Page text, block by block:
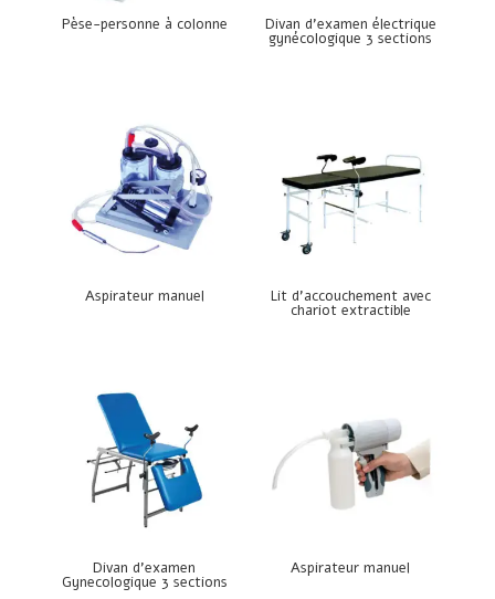
Pèse-personne à colonne Divan d’examen électrique
gynécologique 3 sections
Aspirateur manuel Lit d’accouchement avec
chariot extractible
Divan d’examen
Gynecologique 3 sections
Aspirateur manuel